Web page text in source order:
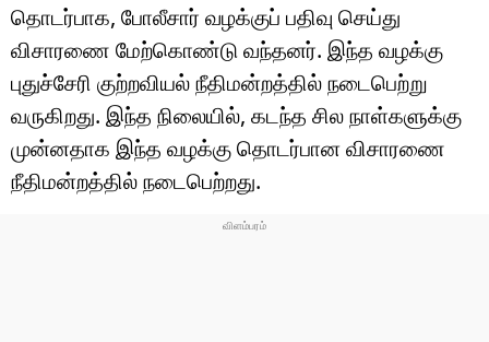
தொடர்பாக, போலீசார் வழக்குப் பதிவு செய்து
விசாரணை மேற்கொண்டு வந்தனர். இந்த வழக்கு
புதுச்சேரி குற்றவியல் நீதிமன்றத்தில் நடைபெற்று
வருகிறது. இந்த நிலையில், கடந்த சில நாள்களுக்கு
முன்னதாக இந்த வழக்கு தொடர்பான விசாரணை
நீதிமன்றத்தில் நடைபெற்றது.